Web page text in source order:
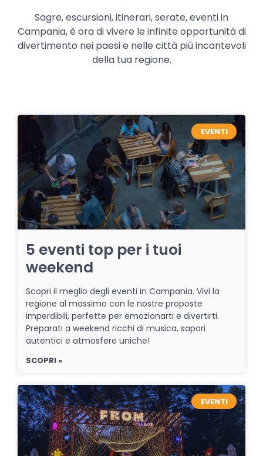
Sagre, escursioni, itinerari, serate, eventi in
Campania, è ora di vivere le infinite opportunità di
divertimento nei paesi e nelle città più incantevoli
della tua regione.
EVENTI
5 eventi top per i tuoi
weekend
Scopri il meglio degli eventi in Campania. Vivi la
regione al massimo con le nostre proposte
imperdibili, perfette per emozionarti e divertirti.
Preparati a weekend ricchi di musica, sapori
autentici e atmosfere uniche!
SCOPRI »
EVENTI